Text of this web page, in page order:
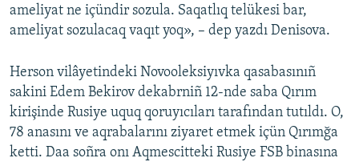
ameliyat ne içündir sozula. Saqatlıq telükesi bar,
ameliyat sozulacaq vaqıt yoq», – dep yazdı Denisova.
Herson vilâyetindeki Novooleksiyıvka qasabasınıñ
sakini Edem Bekirov dekabrniñ 12-nde saba Qırım
kirişinde Rusiye uquq qoruyıcıları tarafından tutıldı. O,
78 anasını ve aqrabalarını ziyaret etmek içün Qırımğa
ketti. Daa soñra onı Aqmescitteki Rusiye FSB binasına